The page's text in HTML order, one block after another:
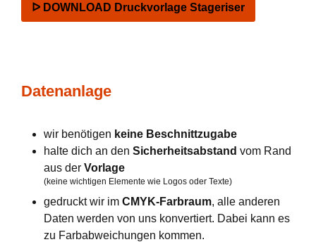
ᐅ DOWNLOAD Druckvorlage Stageriser
Datenanlage
wir benötigen keine Beschnittzugabe
halte dich an den Sicherheitsabstand vom Rand
aus der Vorlage
(keine wichtigen Elemente wie Logos oder Texte)
gedruckt wir im CMYK-Farbraum, alle anderen
Daten werden von uns konvertiert. Dabei kann es
zu Farbabweichungen kommen.